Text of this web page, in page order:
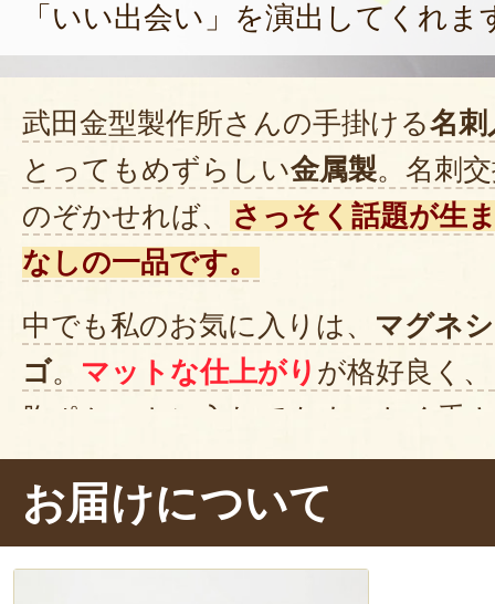
「いい出会い」を演出してくれま
武田金型製作所さんの手掛ける名刺
とってもめずらしい金属製。名刺
のぞかせれば、
さっそく話題が生
なしの一品です。
中でも私のお気に入りは、 マグネ
ゴ。 マットな仕上がり が格好良く、
胸ポケットに入れてもまったく重
名刺入れの構造はすごくシンプル。
一体型 になっており、しっかりカ
まります。よく見ると、厚みが最
お届けについて